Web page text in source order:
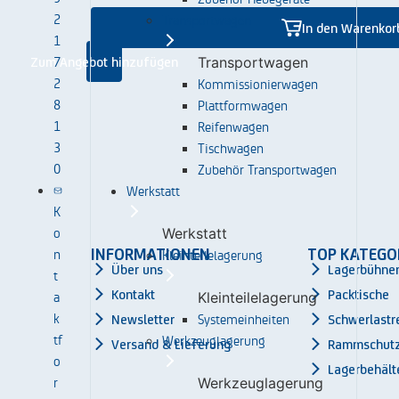
Transportwagen
Kommissionierwagen
Plattformwagen
Reifenwagen
Tischwagen
Zubehör Transportwagen
Werkstatt
Werkstatt
Kleinteilelagerung
Kleinteilelagerung
Systemeinheiten
Werkzeuglagerung
Werkzeuglagerung
In den
Zum Angebot hinzufügen
INFORMATIONEN
Über uns
Kontakt
Newsletter
Versand & Lieferung
TOP
Packtische
2
1
7
2
8
1
3
0
K
o
n
t
a
k
tf
o
r